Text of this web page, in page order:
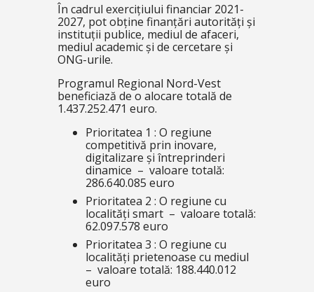
În cadrul exercițiului financiar 2021-
2027, pot obține finanțări autorități și
instituții publice, mediul de afaceri,
mediul academic și de cercetare și
ONG-urile.
Programul Regional Nord-Vest
beneficiază de o alocare totală de
1.437.252.471 euro.
Prioritatea 1 : O regiune
competitivă prin inovare,
digitalizare și întreprinderi
dinamice – valoare totală:
286.640.085 euro
Prioritatea 2 : O regiune cu
localități smart – valoare totală:
62.097.578 euro
Prioritatea 3 : O regiune cu
localități prietenoase cu mediul
– valoare totală: 188.440.012
euro